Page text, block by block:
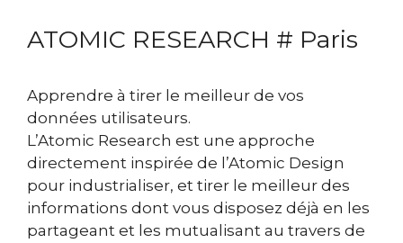
ATOMIC RESEARCH # Paris
Apprendre à tirer le meilleur de vos
données utilisateurs.
L’Atomic Research est une approche
directement inspirée de l’Atomic Design
pour industrialiser, et tirer le meilleur des
informations dont vous disposez déjà en les
partageant et les mutualisant au travers de